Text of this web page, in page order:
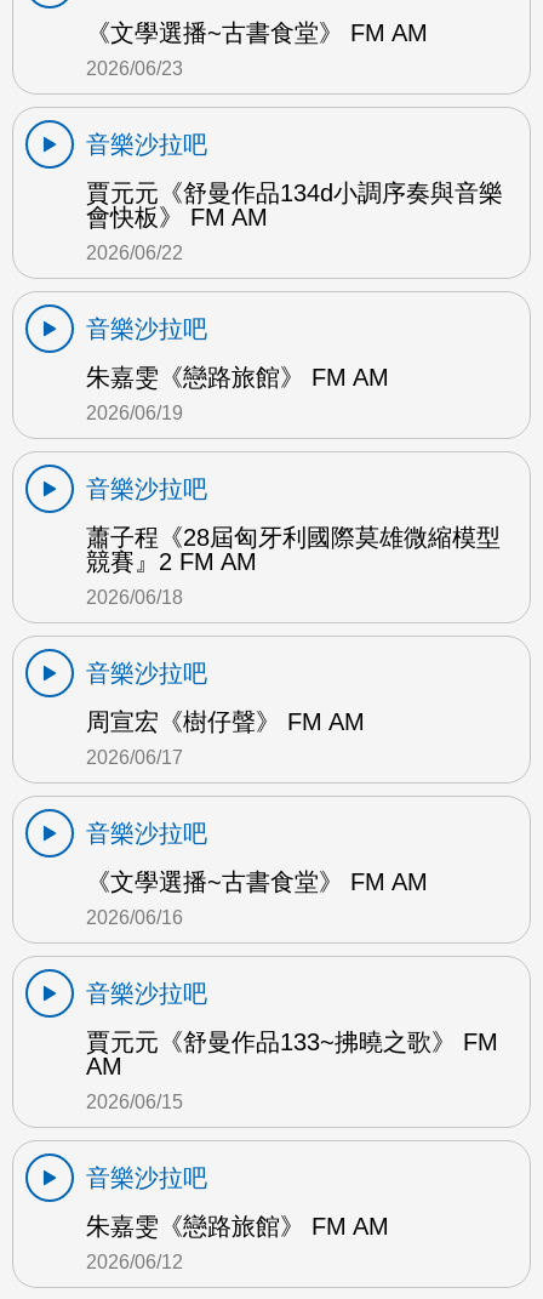
《文學選播~古書食堂》 FM AM
2026/06/23
音樂沙拉吧
賈元元《舒曼作品134d小調序奏與音樂
會快板》 FM AM
2026/06/22
音樂沙拉吧
朱嘉雯《戀路旅館》 FM AM
2026/06/19
音樂沙拉吧
蕭子程《28屆匈牙利國際莫雄微縮模型
競賽』2 FM AM
2026/06/18
音樂沙拉吧
周宣宏《樹仔聲》 FM AM
2026/06/17
音樂沙拉吧
《文學選播~古書食堂》 FM AM
2026/06/16
音樂沙拉吧
賈元元《舒曼作品133~拂曉之歌》 FM
AM
2026/06/15
音樂沙拉吧
朱嘉雯《戀路旅館》 FM AM
2026/06/12